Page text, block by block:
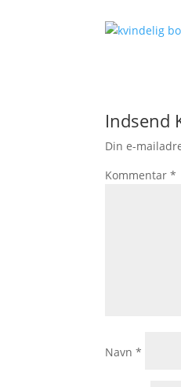
Indsend
Din e-
Kommentar*
Navn*